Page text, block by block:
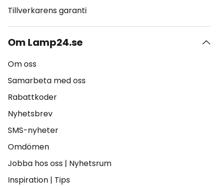
Tillverkarens garanti
Om Lamp24.se
Om oss
Samarbeta med oss
Rabattkoder
Nyhetsbrev
SMS-nyheter
Omdömen
Jobba hos oss | Nyhetsrum
Inspiration | Tips